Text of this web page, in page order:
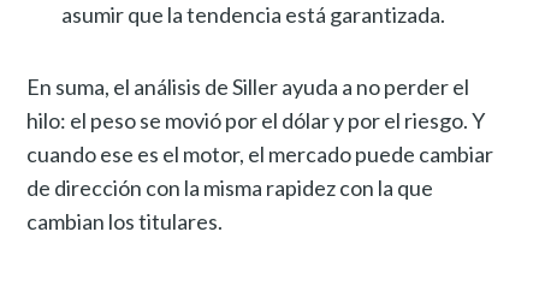
asumir que la tendencia está garantizada.
En suma, el análisis de Siller ayuda a no perder el
hilo: el peso se movió por el dólar y por el riesgo. Y
cuando ese es el motor, el mercado puede cambiar
de dirección con la misma rapidez con la que
cambian los titulares.